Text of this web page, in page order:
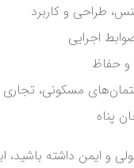
طراحی و کاربرد
اجرایی
و حفاظ
مسکونی،
پناه
و ایمن داشته